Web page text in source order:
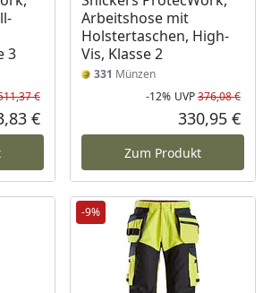
3
Rabatt in Prozent
Ursprünglicher Preis
€
Aktueller Preis
€
Arbeitshose mit
Holstertaschen, High-
Vis, Klasse 2
331 Münzen
-12% UVP376,08 €
330,95 €
Zum Produkt
-9%